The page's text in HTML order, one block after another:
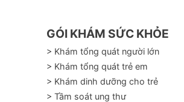
GÓI KHÁM SỨC KHỎE
> Khám tổng quát người lớn
> Khám tổng quát trẻ em
> Khám dinh dưỡng cho trẻ
> Tầm soát ung thư